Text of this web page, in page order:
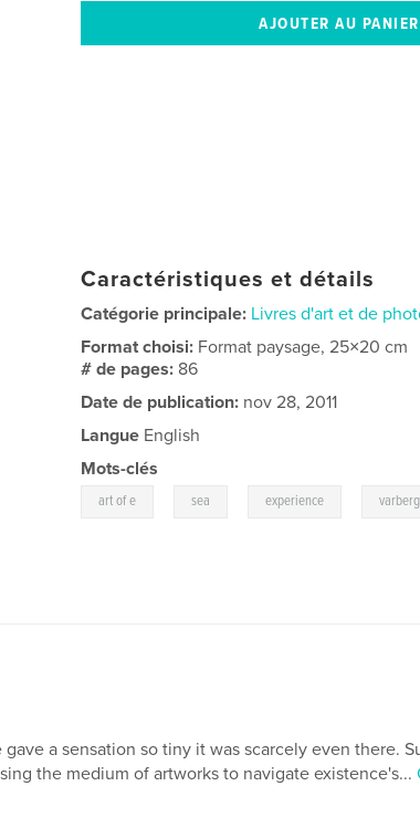
Caractéristiques et détails
Catégorie principale: Livres d'art et de
Format choisi: Format paysage, 25×20 cm
# de pages: 86
Date de publication: nov 28, 2011
Langue English
Mots-clés
art of e sea experience varberg
a sensation so tiny it was scarcely even there.
the medium of artworks to navigate existence's...